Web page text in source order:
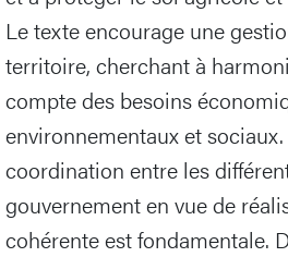
Le texte encourage une
territoire, cherchant à
compte des besoins
environnementaux et
coordination entre les
gouvernement en vue de
cohérente est fondamentale.